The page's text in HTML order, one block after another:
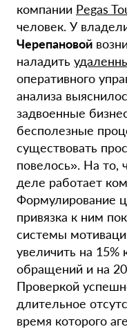
компании Pegas
человек. У
Черепановой
наладить
оперативного
анализа
задвоенные
бесполезные
существовать
повелось». На то,
деле работает
Формулирование
привязка к ним
системы
увеличить на
обращений и на
Проверкой
длительное
время которого